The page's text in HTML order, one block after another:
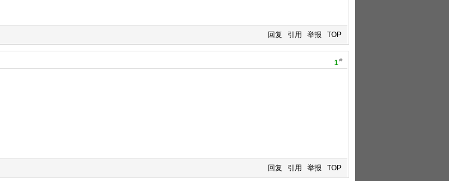
回复 引用 举报 TOP
1#
回复 引用 举报 TOP